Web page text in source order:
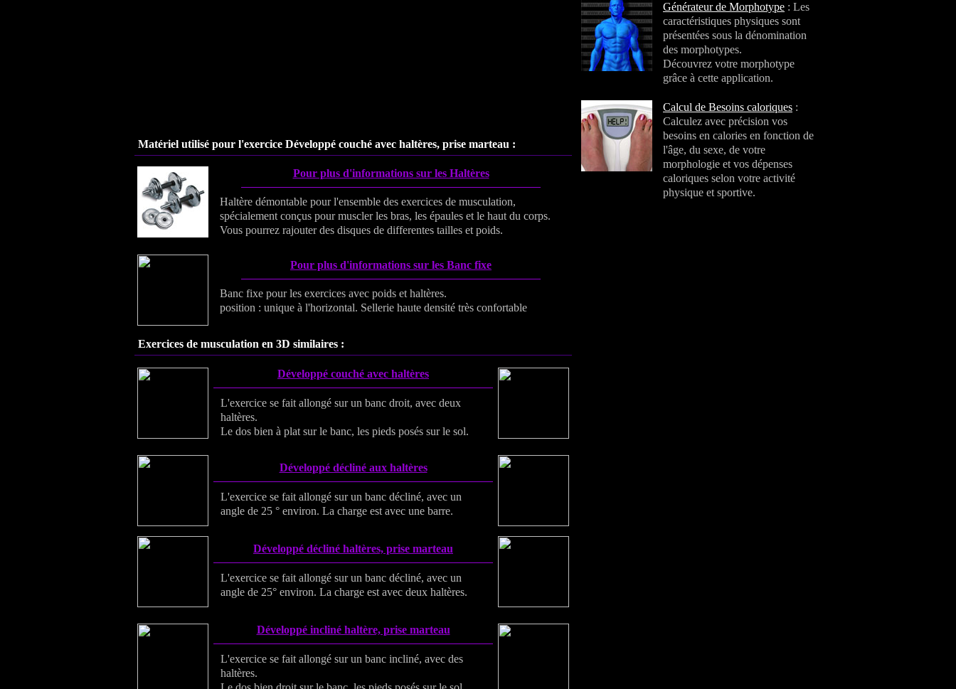
Générateur de Morphotype : Les
caractéristiques physiques sont
présentées sous la dénomination
des morphotypes.
Découvrez votre morphotype
grâce à cette application.
Calcul de Besoins caloriques :
Calculez avec précision vos
besoins en calories en fonction de
l'âge, du sexe, de votre
morphologie et vos dépenses
caloriques selon votre activité
physique et sportive.
Matériel utilisé pour l'exercice Développé couché avec haltères, prise marteau :
Pour plus d'informations sur les Haltères
Haltère démontable pour l'ensemble des exercices de musculation,
spécialement conçus pour muscler les bras, les épaules et le haut du corps.
Vous pourrez rajouter des disques de differentes tailles et poids.
Pour plus d'informations sur les Banc fixe
Banc fixe pour les exercices avec poids et haltères.
position : unique à l'horizontal. Sellerie haute densité très confortable
Exercices de musculation en 3D similaires :
Développé couché avec haltères
L'exercice se fait allongé sur un banc droit, avec deux
haltères.
Le dos bien à plat sur le banc, les pieds posés sur le sol.
Développé décliné aux haltères
L'exercice se fait allongé sur un banc décliné, avec un
angle de 25 ° environ. La charge est avec une barre.
Développé décliné haltères, prise marteau
L'exercice se fait allongé sur un banc décliné, avec un
angle de 25° environ. La charge est avec deux haltères.
Développé incliné haltère, prise marteau
L'exercice se fait allongé sur un banc incliné, avec des
haltères.